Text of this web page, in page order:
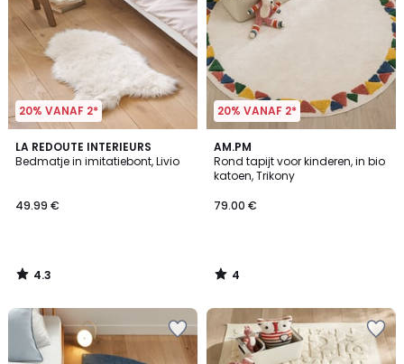
20% VANAF 2*
LA REDOUTE INTERIEURS
Bedmatje in imitatiebont, Livio
49.99 €
4.3
/ 5
4.3
/
20% VANAF 2*
AM.PM
Rond tapijt voor kinderen, in bio
katoen, Trikony
79.00 €
4
/
5
4
/